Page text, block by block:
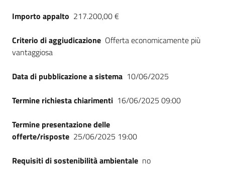
Importo appalto 217.200,00 €
Criterio di aggiudicazione Offerta economicamente più
vantaggiosa
Data di pubblicazione a sistema 10/06/2025
Termine richiesta chiarimenti 16/06/2025 09:00
Termine presentazione delle
offerte/risposte 25/06/2025 19:00
Requisiti di sostenibilità ambientale no